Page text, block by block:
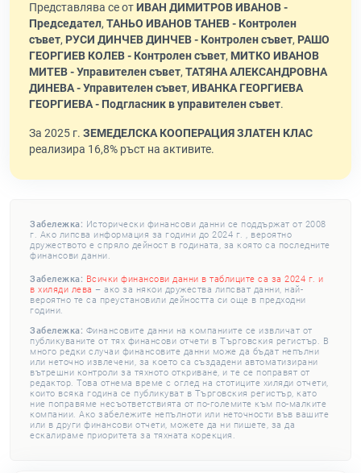
Представлява се отИВАН ДИМИТРОВ ИВАНОВ -
Председател, ТАНЬО ИВАНОВ ТАНЕВ - Контролен
съвет, РУСИ ДИНЧЕВ ДИНЧЕВ - Контролен съвет, РАШО
ГЕОРГИЕВ КОЛЕВ - Контролен съвет, МИТКО ИВАНОВ
МИТЕВ - Управителен съвет, ТАТЯНА АЛЕКСАНДРОВНА
ДИНЕВА - Управителен съвет, ИВАНКА ГЕОРГИЕВА
ГЕОРГИЕВА - Подгласник в управителен съвет.
За 2025 г. ЗЕМЕДЕЛСКА КООПЕРАЦИЯ ЗЛАТЕН КЛАС
реализира 16,8% ръст на активите.
Забележка: Исторически финансови данни се поддържат от 2008
г. Ако липсва информация за години до 2024 г. , вероятно
дружеството е спряло дейност в годината, за която са последните
финансови данни.
Забележка: Всички финансови данни в таблиците са за 2024 г. и
в хиляди лева – ако за някои дружества липсват данни, най-
вероятно те са преустановили дейността си още в предходни
години.
Забележка: Финансовите данни на компаниите се извличат от
публикуваните от тях финансови отчети в Търговския регистър. В
много редки случаи финансовите данни може да бъдат непълни
или неточно извлечени, за което са създадени автоматизирани
вътрешни контроли за тяхното откриване, и те се поправят от
редактор. Това отнема време с оглед на стотиците хиляди отчети,
които всяка година се публикуват в Търговския регистър, като
ние поправяме несъответствията от по-големите към по-малките
компании. Ако забележите непълноти или неточности във вашите
или в други финансови отчети, можете да ни пишете, за да
ескалираме приоритета за тяхната корекция.